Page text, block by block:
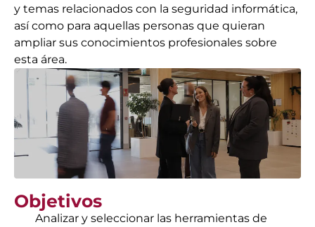
y temas relacionados con la seguridad informática,
así como para aquellas personas que quieran
ampliar sus conocimientos profesionales sobre
esta área.
Objetivos
Analizar y seleccionar las herramientas de